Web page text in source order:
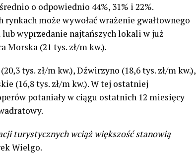
o odpowiednio 44%, 31% i 22%.
może wywołać wrażenie gwałtownego
wyprzedanie najtańszych lokali w już
Morska (21 tys. zł/m kw.).
tys. zł/m kw.), Dźwirzyno (18,6 tys. zł/m kw.),
(16,8 tys. zł/m kw.). W tej ostatniej
potaniały w ciągu ostatnich 12 miesięcy
turystycznych wciąż większość stanowią
Wielgo.